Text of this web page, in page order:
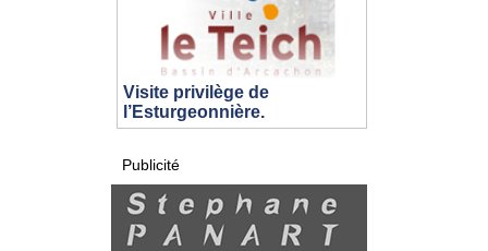
Visite privilège de
l’Esturgeonnière.
Publicité